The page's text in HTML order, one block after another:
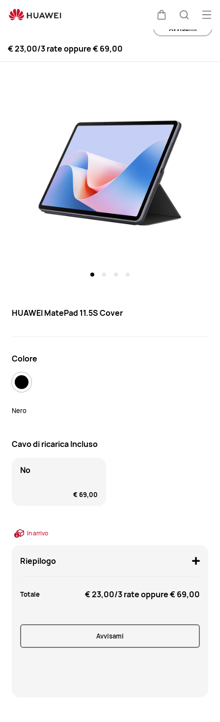
Buy
CarrelloRicerca
€ 23,00/3 rate oppure€ 69,00
Avvisami
HUAWEI MatePad 11.5S Cover
Colore
Nero
Cavo di ricarica Incluso
No
€ 69,00
In arrivo
Riepilogo
Totale € 23,00/3 rate oppure€ 69,00
Avvisami